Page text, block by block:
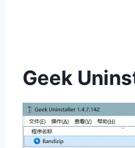
Geek